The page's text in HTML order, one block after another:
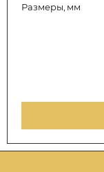
Размеры, мм